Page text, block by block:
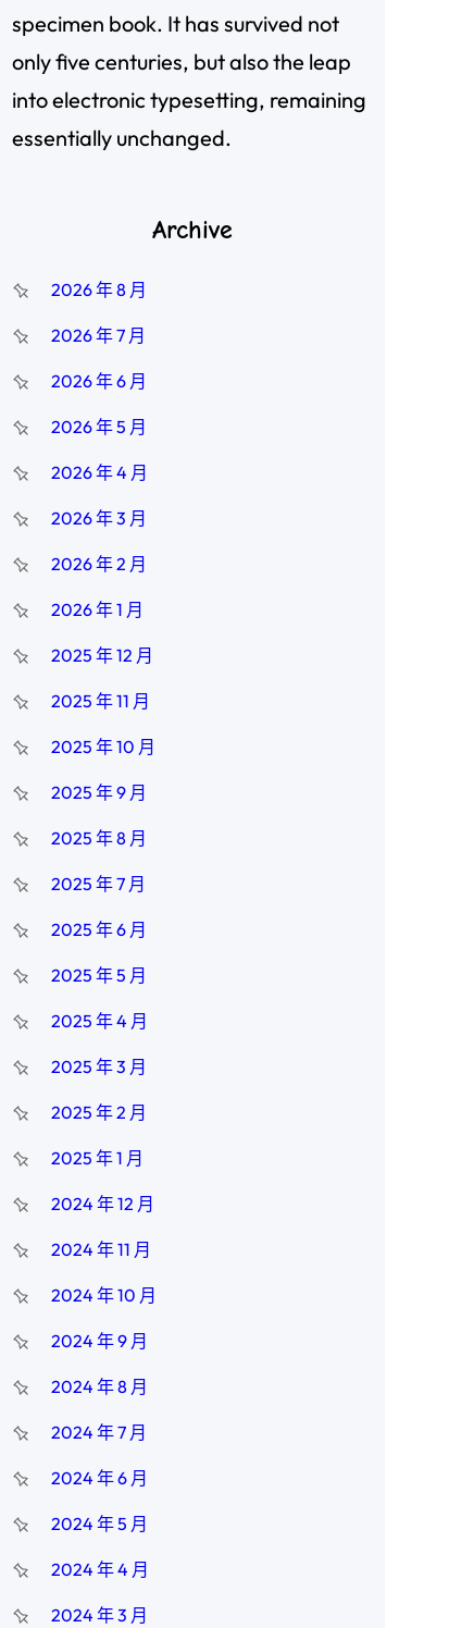
specimen book. It has survived not
only five centuries, but also the leap
into electronic typesetting, remaining
essentially unchanged.
Archive
2026 年 8 月
2026 年 7 月
2026 年 6 月
2026 年 5 月
2026 年 4 月
2026 年 3 月
2026 年 2 月
2026 年 1 月
2025 年 12 月
2025 年 11 月
2025 年 10 月
2025 年 9 月
2025 年 8 月
2025 年 7 月
2025 年 6 月
2025 年 5 月
2025 年 4 月
2025 年 3 月
2025 年 2 月
2025 年 1 月
2024 年 12 月
2024 年 11 月
2024 年 10 月
2024 年 9 月
2024 年 8 月
2024 年 7 月
2024 年 6 月
2024 年 5 月
2024 年 4 月
2024 年 3 月